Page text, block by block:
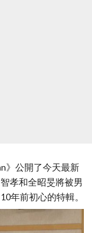
》公開了今天最新
孝和全昭旻將被男
年前初心的特輯。